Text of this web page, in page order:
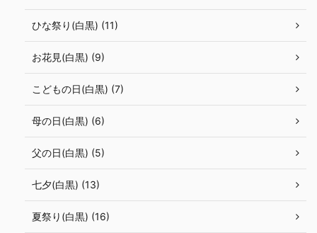
ひな祭り(白黒) (11)
お花見(白黒) (9)
こどもの日(白黒) (7)
母の日(白黒) (6)
父の日(白黒) (5)
七夕(白黒) (13)
夏祭り(白黒) (16)